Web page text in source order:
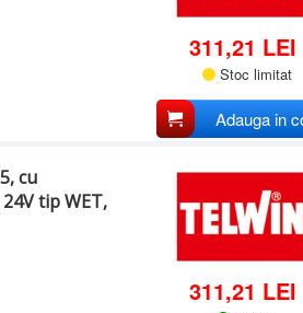
311,21 LEI
Stoc limitat
Adauga in
cu
tip WET,
311,21 LEI